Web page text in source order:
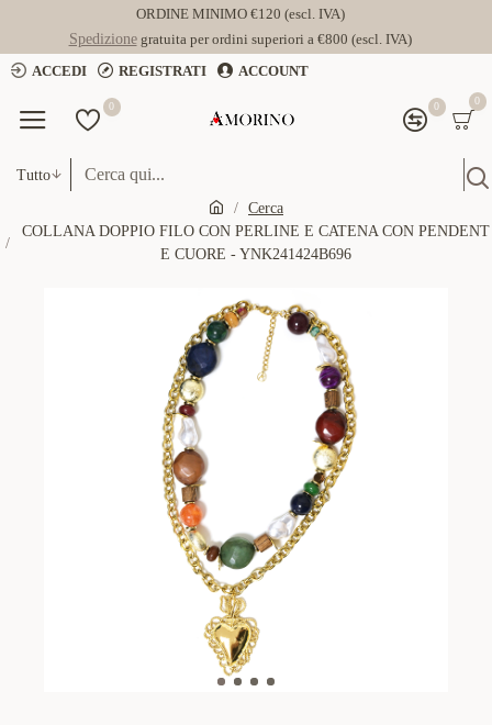
ORDINE MINIMO €120 (escl. IVA)
Spedizionegratuita per ordini superiori a €800 (escl. IVA)
ACCEDI
REGISTRATI ACCOUNT
0 0 0
Tutto
Cerca
COLLANA DOPPIO FILO CON PERLINE E CATENA CON PENDENT
E CUORE - YNK241424B696